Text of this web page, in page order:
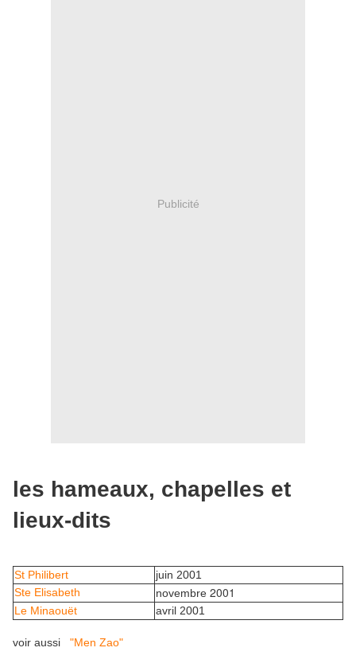
Publicité
les hameaux, chapelles et
lieux-dits
St Philibert
juin 2001
Ste Elisabeth
novembre 2001
Le Minaouët avril 2001
voir aussi "Men Zao"